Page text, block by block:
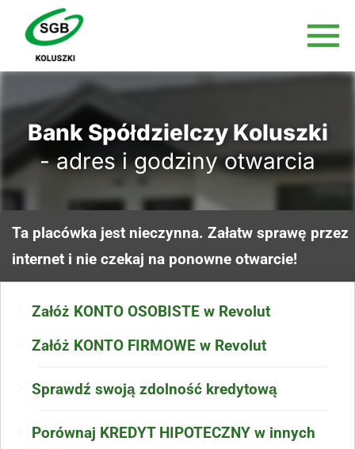
Bank Spółdzielczy Koluszki
- adres i godziny otwarcia
Ta placówka jest nieczynna. Załatw sprawę przez
internet i nie czekaj na ponowne otwarcie!
Załóż KONTO OSOBISTE w Revolut
Załóż KONTO FIRMOWE w Revolut
Sprawdź swoją zdolność kredytową
Porównaj KREDYT HIPOTECZNY w innych